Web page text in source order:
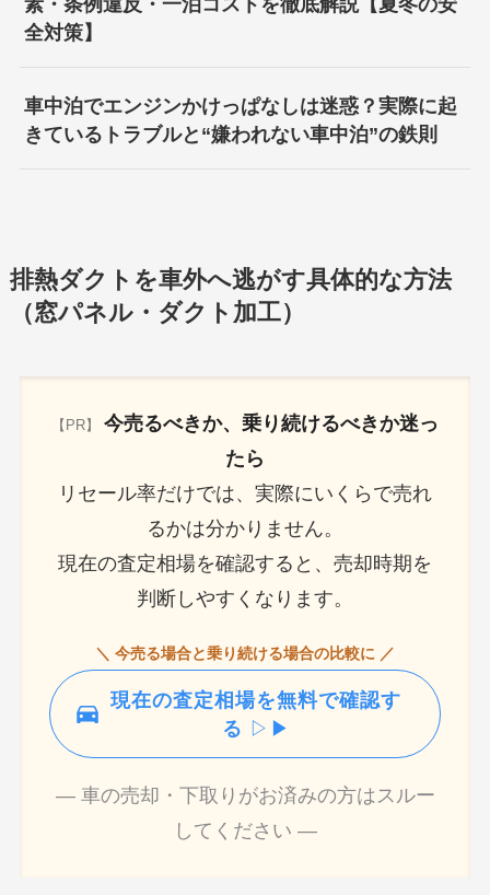
全対策】
車中泊でエンジンかけっぱなしは迷惑？実際に起
きているトラブルと“嫌われない車中泊”の鉄則
排熱ダクトを車外へ逃がす具体的な方法
（窓パネル・ダクト加工）
【PR】
今売るべきか、乗り続けるべきか迷っ
たら
リセール率だけでは、実際にいくらで売れ
るかは分かりません。
現在の査定相場を確認すると、売却時期を
判断しやすくなります。
＼ 今売る場合と乗り続ける場合の比較に ／
現在の査定相場を無料で確認す
る ▷▶
― 車の売却・下取りがお済みの方はスルー
してください ―